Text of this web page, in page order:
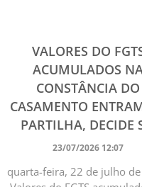
VALORES DO
ACUMULADOS
CONSTÂNCIA DO
CASAMENTO
PARTILHA, DECIDE
23/07/2026 12:07
quarta-feira, 22 de julho